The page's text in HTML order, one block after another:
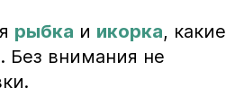
рыбка и икорка, какие
Без внимания не